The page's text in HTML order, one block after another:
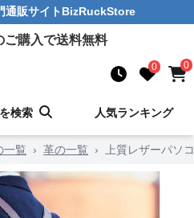
通販サイト BizRuckStore
ご購入で送料無料
0 0
検索 人気ランキング
一覧 › 革の一覧 › 上質レザーパソ